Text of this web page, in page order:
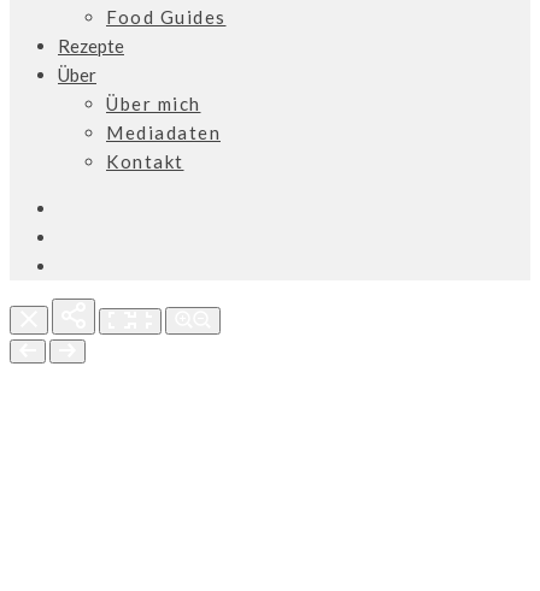
Food Guides
Rezepte
Über
Über mich
Mediadaten
Kontakt